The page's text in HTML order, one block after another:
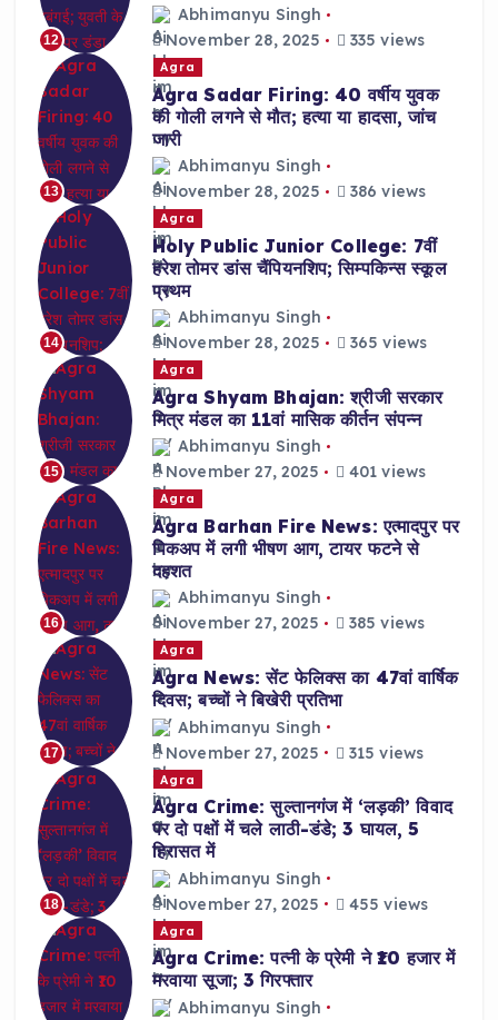
12
Abhimanyu Singh
November 28, 2025
335 views
13
Agra
Agra Sadar Firing: 40 वर्षीय युवक
की गोली लगने से मौत; हत्या या हादसा, जांच
जारी
Abhimanyu Singh
November 28, 2025
386 views
14
Agra
Holy Public Junior College: 7वीं
हरेश तोमर डांस चैंपियनशिप; सिम्पकिन्स स्कूल
प्रथम
Abhimanyu Singh
November 28, 2025
365 views
15
Agra
Agra Shyam Bhajan: श्रीजी सरकार
मित्र मंडल का 11वां मासिक कीर्तन संपन्न
Abhimanyu Singh
November 27, 2025
401 views
16
Agra
Agra Barhan Fire News: एत्मादपुर पर
पिकअप में लगी भीषण आग, टायर फटने से
दहशत
Abhimanyu Singh
November 27, 2025
385 views
17
Agra
Agra News: सेंट फेलिक्स का 47वां वार्षिक
दिवस; बच्चों ने बिखेरी प्रतिभा
Abhimanyu Singh
November 27, 2025
315 views
18
Agra
Agra Crime: सुल्तानगंज में ‘लड़की’ विवाद
पर दो पक्षों में चले लाठी-डंडे; 3 घायल, 5
हिरासत में
Abhimanyu Singh
November 27, 2025
455 views
Agra
Agra Crime: पत्नी के प्रेमी ने ₹10 हजार में
मरवाया सूजा; 3 गिरफ्तार
Abhimanyu Singh